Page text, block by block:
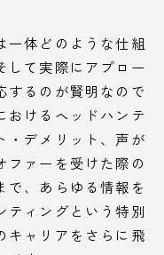
一体どのような仕組
して実際にアプロー
するのが賢明なので
おけるヘッドハンテ
・デメリット、声が
ファーを受けた際の
で、あらゆる情報を
ティングという特別
キャリアをさらに飛